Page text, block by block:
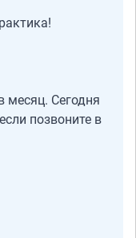
месяц. Сегодня
позвоните в